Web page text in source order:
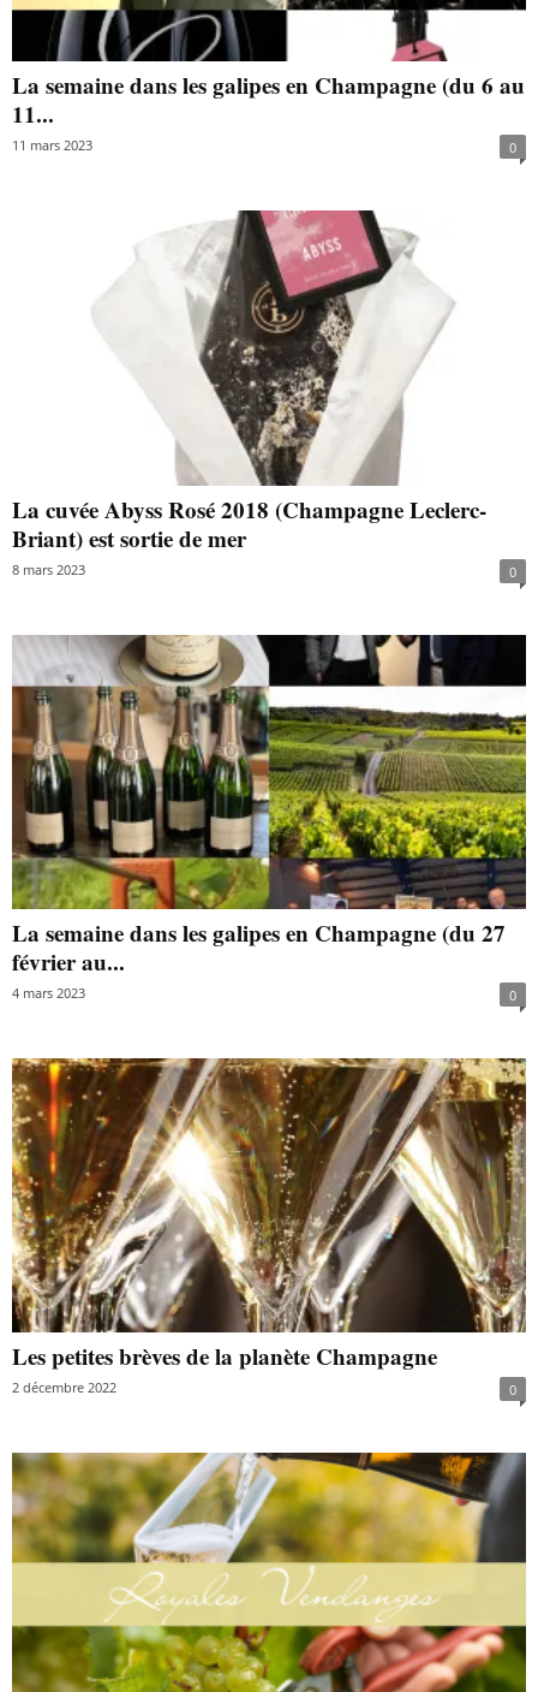
La semaine dans les galipes en Champagne (du 6 au
11...
11 mars 2023 0
La cuvée Abyss Rosé 2018 (Champagne Leclerc-
Briant) est sortie de mer
8 mars 2023 0
La semaine dans les galipes en Champagne (du 27
février au...
4 mars 2023 0
Les petites brèves de la planète Champagne
2 décembre 2022 0